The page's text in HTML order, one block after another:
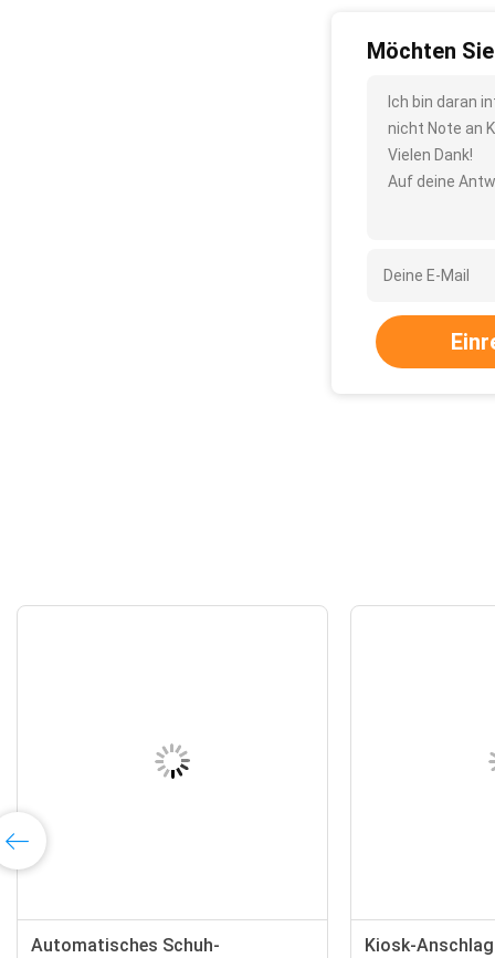
Möchten
Ich bin daran
nicht Note an
Vielen Dank!
Auf deine
Automatisches Schuh-
Kiosk-